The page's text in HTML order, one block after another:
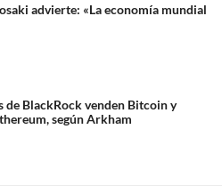
advierte: «La economía mundial
de BlackRock venden Bitcoin y
según Arkham